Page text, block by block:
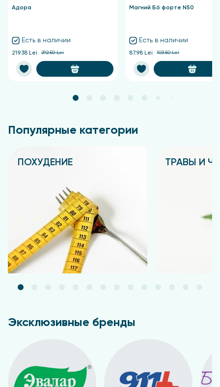
Адора
Есть в наличии
219.38 Lei 292.50 Lei
Магний Б6 форте N50
Есть в наличии
87.98 Lei 103.50 Lei
Популярные категории
ПОХУДЕНИЕ ТРАВЫ И
Эксклюзивные бренды